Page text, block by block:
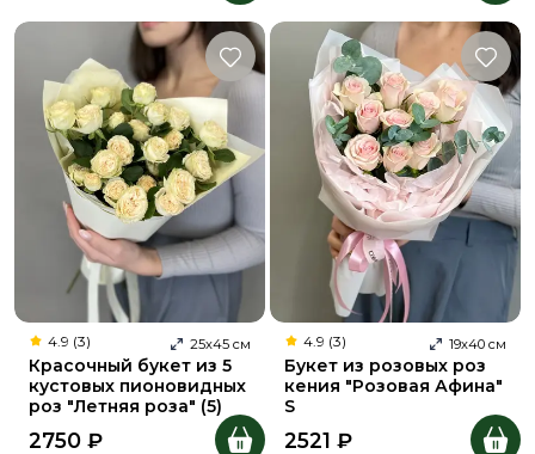
4.9 (3) 25х45 см
Красочный букет из 5
кустовых пионовидных
роз "Летняя роза" (5)
2750 ₽
4.9 (3) 19х40 см
Букет из розовых роз
кения "Розовая Афина"
S
2521 ₽